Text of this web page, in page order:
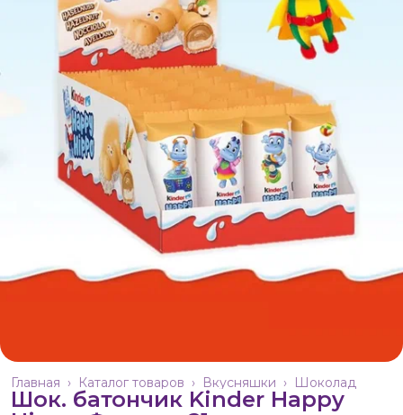
Шоколад
Вкусняшки ›
Каталог товаров ›
Главная ›
Шок. батончик Kinder Happy